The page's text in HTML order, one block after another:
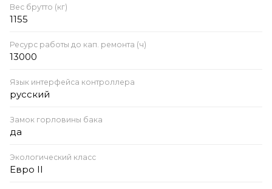
Вес брутто (кг)
1155
Ресурс работы до кап. ремонта (ч)
13000
Язык интерфейса контроллера
русский
Замок горловины бака
да
Экологический класс
Евро II